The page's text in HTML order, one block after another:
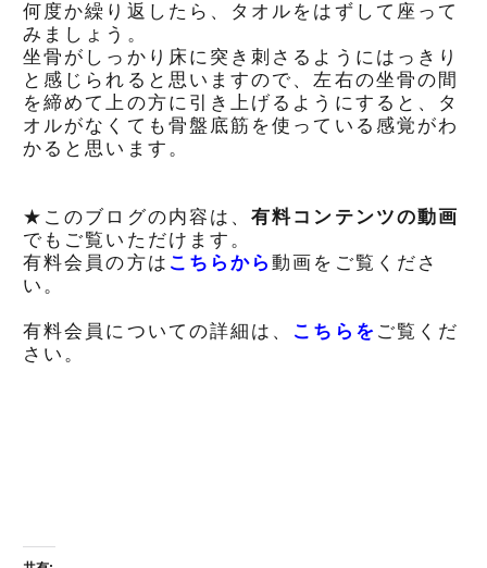
何度か繰り返したら、タオルをはずして座って
みましょう。
坐骨がしっかり床に突き刺さるようにはっきり
と感じられると思いますので、左右の坐骨の間
を締めて上の方に引き上げるようにすると、タ
オルがなくても骨盤底筋を使っている感覚がわ
かると思います。
★このブログの内容は、有料コンテンツの動画
でもご覧いただけます。
有料会員の方は こちらから動画をご覧くださ
い。
有料会員についての詳細は、 こちらを ご覧くだ
さい。